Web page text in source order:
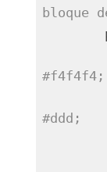
bloque
#f4f4f4;
#ddd;